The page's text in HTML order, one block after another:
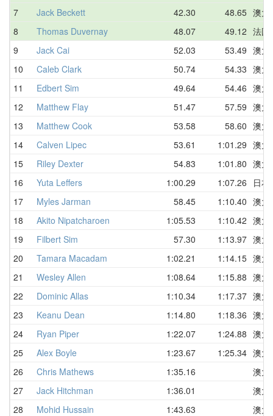
7
Jack Beckett 42.30 48.65 澳大
8
Thomas Duvernay 48.07 49.12 法国
9
Jack Cai 52.03 53.49 澳大
10
Caleb Clark 50.74 54.33 澳大
11
Edbert Sim 49.64 54.46 澳大
12
Matthew Flay 51.47 57.59 澳大
13
Matthew Cook 53.58 58.60 澳大
14
Calven Lipec 53.61 1:01.29 澳大
15
Riley Dexter 54.83 1:01.80 澳大
16
Yuta Leffers 1:00.29 1:07.26
日本
17
Myles Jarman 58.45 1:10.40 澳大
18
Akito Nipatcharoen 1:05.53 1:10.42 澳大
19
Filbert Sim 57.30 1:13.97 澳大
20
Tamara Macadam 1:02.21 1:14.15 澳大
21
Wesley Allen 1:08.64 1:15.88 澳大
22
Dominic Allas 1:10.34 1:17.37 澳大
23
Keanu Dean 1:14.80 1:18.36 澳大
24
Ryan Piper 1:22.07 1:24.88 澳大
25
Alex Boyle 1:23.67 1:25.34 澳大
26
Chris Mathews 1:35.16
澳大
27
Jack Hitchman 1:36.01
澳大
28
Mohid Hussain 1:43.63
澳大